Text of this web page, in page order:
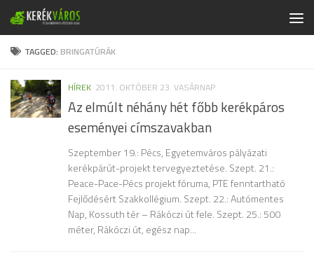
Skip to content
TAGGED: BRINGATÚRÁK
HÍREK 2011. OKTÓBER 23. VASÁRNAP
Az elmúlt néhány hét főbb kerékpáros
eseményei címszavakban
Szeptember 19.: Pécs, Egyetemváros pályázati
kerékpárút-projekt tervegyeztetése. Szept. 21.:
Peace-Pace-Pécs projekt fóruma, PTE fenntartható
Fejlődésért Szakkollégium. Szept. 22.: Autómentes
Nap, Kossuth tér – Rákóczi út fele. Szept. 25.: 500
méter, Rákóczi út, egész nap...